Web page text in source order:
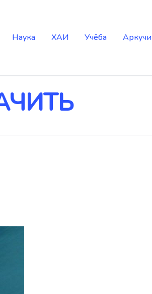
Наука ХАИ Учёба Аркучи